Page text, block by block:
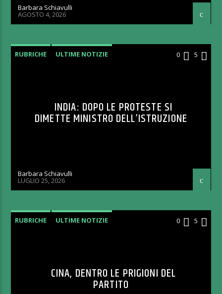
Barbara Schiavulli
AGOSTO 4, 2026
RUBRICHE ULTIME NOTIZIE 0 5
INDIA: DOPO LE PROTESTE SI
DIMETTE MINISTRO DELL’ISTRUZIONE
Barbara Schiavulli
LUGLIO 25, 2026
RUBRICHE ULTIME NOTIZIE 0 5
CINA, DENTRO LE PRIGIONI DEL
PARTITO